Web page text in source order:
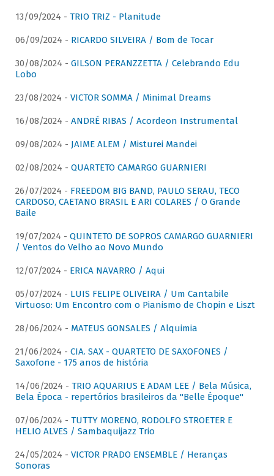
13/09/2024 - TRIO TRIZ - Planitude
06/09/2024 - RICARDO SILVEIRA / Bom de Tocar
30/08/2024 - GILSON PERANZZETTA / Celebrando Edu
Lobo
23/08/2024 - VICTOR SOMMA / Minimal Dreams
16/08/2024 - ANDRÉ RIBAS / Acordeon Instrumental
09/08/2024 - JAIME ALEM / Misturei Mandei
02/08/2024 - QUARTETO CAMARGO GUARNIERI
26/07/2024 - FREEDOM BIG BAND, PAULO SERAU, TECO
CARDOSO, CAETANO BRASIL E ARI COLARES / O Grande
Baile
19/07/2024 - QUINTETO DE SOPROS CAMARGO GUARNIERI
/ Ventos do Velho ao Novo Mundo
12/07/2024 - ERICA NAVARRO / Aqui
05/07/2024 - LUIS FELIPE OLIVEIRA / Um Cantabile
Virtuoso: Um Encontro com o Pianismo de Chopin e Liszt
28/06/2024 - MATEUS GONSALES / Alquimia
21/06/2024 - CIA. SAX - QUARTETO DE SAXOFONES /
Saxofone - 175 anos de história
14/06/2024 - TRIO AQUARIUS E ADAM LEE / Bela Música,
Bela Época - repertórios brasileiros da "Belle Époque"
07/06/2024 - TUTTY MORENO, RODOLFO STROETER E
HELIO ALVES / Sambaquijazz Trio
24/05/2024 - VICTOR PRADO ENSEMBLE / Heranças
Sonoras